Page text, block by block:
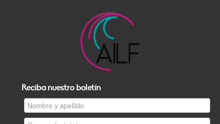
Reciba nuestro boletín